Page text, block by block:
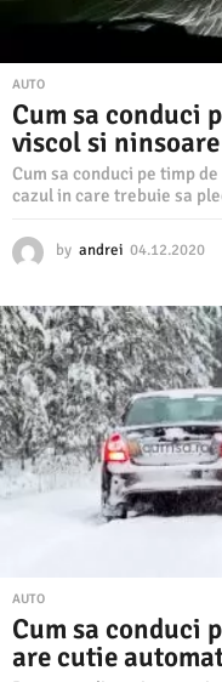
AUTO
Cum sa conduci
viscol si ninsoare
Cum sa conduci pe timp
cazul in care trebuie sa
by andrei 04.12.2020
1
2
.
2
0
2
0
AUTO
Cum sa conduci
are cutie